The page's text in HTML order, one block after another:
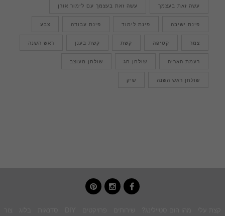
עשה זאת בעצמך עשה זאת בעצמך עם לימור אורן
פינת ישיבה פינת לימוד פינת עבודה צבע
צמר קטיפה קשת קשת בענן ראש השנה
רעמת האריה שולחן חג שולחן מעוצב
שולחן ראש השנה שיק
facebook
instagram
pinterest